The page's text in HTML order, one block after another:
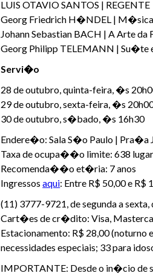
LUIS OTAVIO SANTOS | REGENTE
Georg Friedrich H�NDEL |
Johann Sebastian BACH | A Arte da
Georg Philipp TELEMANN |
Servi�o
28 de outubro, quinta-feira, �s
29 de outubro, sexta-feira, �s
30 de outubro, s�bado, �s 16h30
Endere�o: Sala S�o Paulo | Pra�a
Taxa de ocupa��o limite: 638
Recomenda��o et�ria: 7 anos
Ingressosaqui: Entre R$ 50,00 e R$
(11) 3777-9721, de segunda a
Cart�es de cr�dito: Visa,
Estacionamento: R$ 28,00
necessidades especiais; 33 para
IMPORTANTE: Desde o in�cio de